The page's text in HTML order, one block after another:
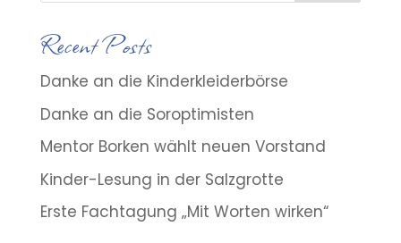
Recent Posts
Danke an die Kinderkleiderbörse
Danke an die Soroptimisten
Mentor Borken wählt neuen Vorstand
Kinder-Lesung in der Salzgrotte
Erste Fachtagung „Mit Worten wirken“